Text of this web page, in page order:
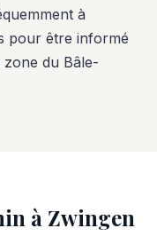
à
pour être informé
du Bâle-
à Zwingen